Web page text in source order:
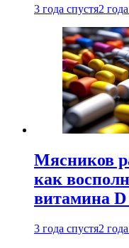
3 года спустя2
Мясников
как
витамина
3 года спустя2